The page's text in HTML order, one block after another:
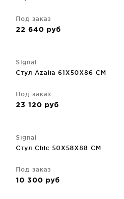
Под заказ
22 640 руб
Signal
Стул Azalia 61X50X86 CM
Под заказ
23 120 руб
Signal
Стул Chic 50X58X88 CM
Под заказ
10 300 руб